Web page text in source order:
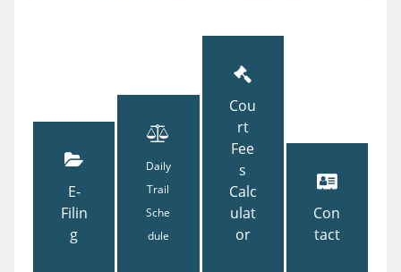
E-
Filin
g
Daily
Trail
Sche
dule
Cou
rt
Fee
s
Calc
ulat
or
Con
tact